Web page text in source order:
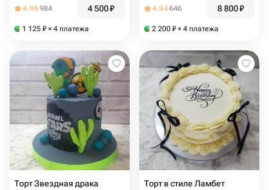
4.96984 4 500₽
1 125 ₽ × 4 платежа
4.94646 8 800₽
2 200 ₽ × 4 платежа
Торт Звездная драка
Торт в стиле Ламбет